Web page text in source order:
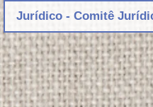
Jurídico - Comitê